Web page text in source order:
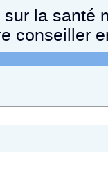
sur la santé
conseiller